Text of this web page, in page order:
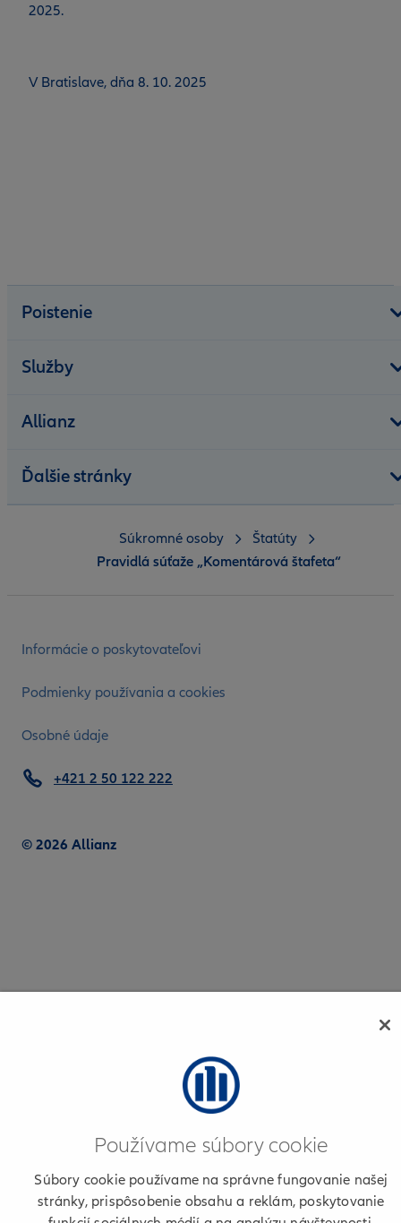
2025.
V Bratislave, dňa 8. 10. 2025
Poistenie
Služby
Allianz
Ďalšie stránky
Informácie o poskytovateľovi
Podmienky používania a cookies
Osobné údaje
© 2026 Allianz
+421 2 50 122 222
Súkromné osoby
Štatúty
Pravidlá súťaže „Komentárová štafeta“
Používame súbory cookie
Súbory cookie používame na správne fungovanie našej
stránky, prispôsobenie obsahu a reklám, poskytovanie